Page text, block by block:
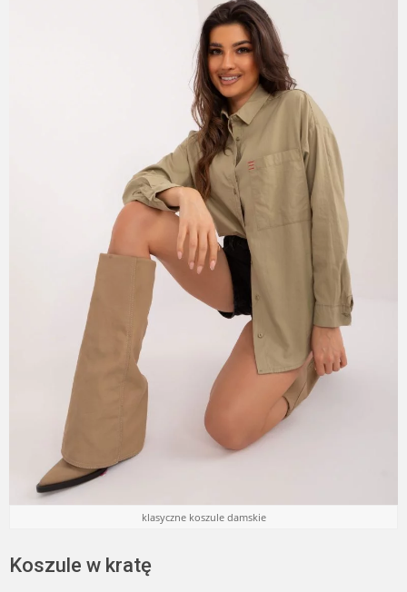
klasyczne koszule damskie
Koszule w kratę